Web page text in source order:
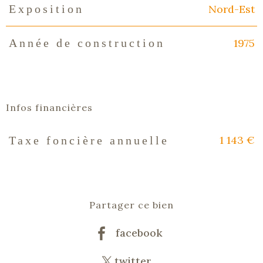
Exposition Nord-Est
Année de construction 1975
Infos financières
Caractéristiques Valeurs
Taxe foncière annuelle 1 143 €
Partager ce bien
facebook